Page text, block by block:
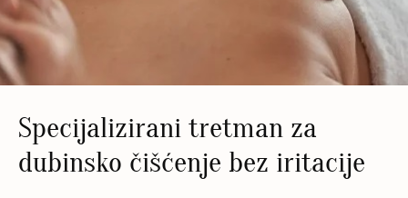
Specijalizirani tretman za
dubinsko čišćenje bez iritacije